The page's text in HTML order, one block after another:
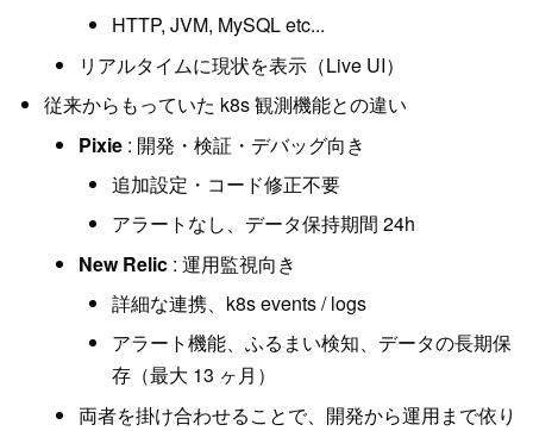
HTTP, JVM, MySQL etc...
リアルタイムに現状を表示（Live UI）
従来からもっていた k8s 観測機能との違い
Pixie: 開発・検証・デバッグ向き
追加設定・コード修正不要
アラートなし、データ保持期間 24h
New Relic: 運用監視向き
詳細な連携、k8s events / logs
アラート機能、ふるまい検知、データの長期保
存（最大 13 ヶ月）
両者を掛け合わせることで、開発から運用まで依り